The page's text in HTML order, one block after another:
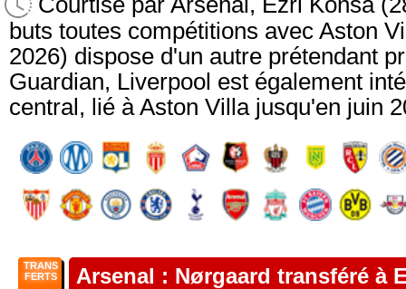
buts toutes compétitions avec Aston
2026) dispose d'un autre prétendant
Guardian, Liverpool est également
central, lié à Aston Villa jusqu'en juin
TRANS
FERTS
Arsenal : Nørgaard transféré à